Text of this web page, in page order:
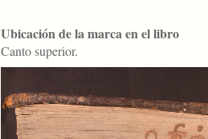
Ubicación de la marca en el libro
Canto superior.